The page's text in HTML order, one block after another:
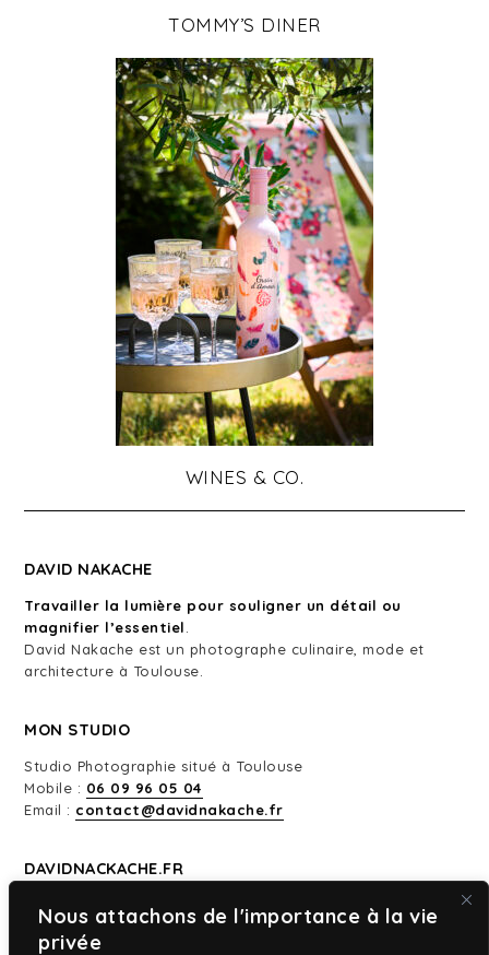
Nous attachons de l'importance à la vie
privée
DAVID NAKACHE
Travailler la lumière pour souligner un détail ou
magnifier l’essentiel
David Nakache est un photographe culinaire, mode et
architecture à Toulouse.
MON STUDIO
Studio Photographie situé à Toulouse
Mobile : 06 09 96 05 04
Email : contact@davidnakache.fr
DAVIDNACKACHE.FR
Mentions Légales
Politique de Confidentialité
A Propos des Cookies